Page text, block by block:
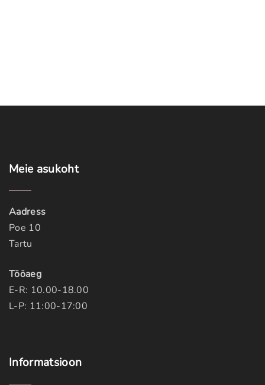
Meie asukoht
Aadress
Poe 10
Tartu
Tööaeg
E-R: 10.00-18.00
L-P: 11:00-17:00
Informatsioon